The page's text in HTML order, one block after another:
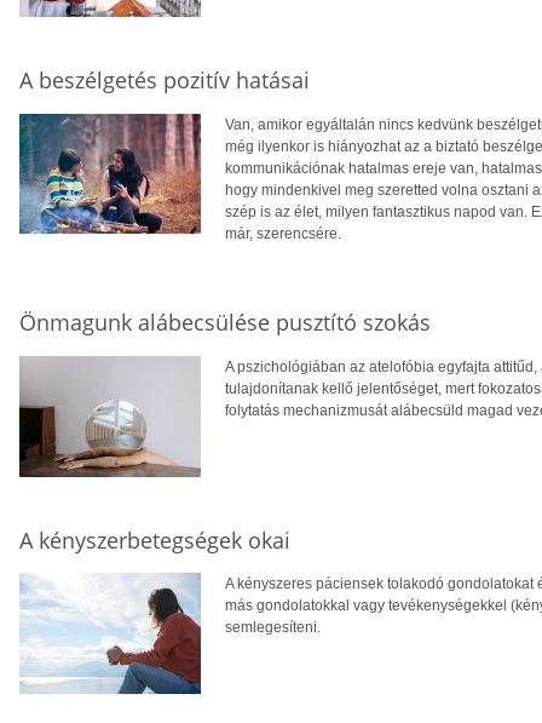
A beszélgetés pozitív hatásai
Van, amikor egyáltalán nincs kedvünk
még ilyenkor is hiányozhat az a biztató
kommunikációnak hatalmas ereje van,
hogy mindenkivel meg szeretted volna osztani
szép is az élet, milyen fantasztikus napod van.
már, szerencsére.
Önmagunk alábecsülése pusztító szokás
A pszichológiában az atelofóbia egyfajta
tulajdonítanak kellő jelentőséget, mert
folytatás mechanizmusát alábecsüld magad
A kényszerbetegségek okai
A kényszeres páciensek tolakodó
más gondolatokkal vagy tevékenységekkel
semlegesíteni.